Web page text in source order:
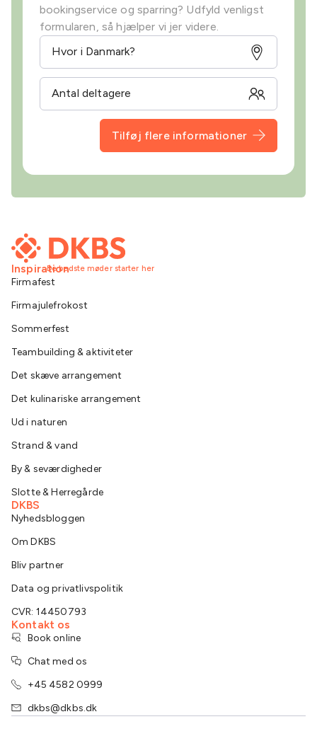
bookingservice og sparring? Udfyld venligst
formularen, så hjælper vi jer videre.
Tilføj flere informationer
De bedste møder starter her
Inspiration
Firmafest
Firmajulefrokost
Sommerfest
Teambuilding & aktiviteter
Det skæve arrangement
Det kulinariske arrangement
Ud i naturen
Strand & vand
By & seværdigheder
Slotte & Herregårde
DKBS
Nyhedsbloggen
Om DKBS
Bliv partner
Data og privatlivspolitik
CVR: 14450793
Kontakt os
Book online
Chat med os
+45 4582 0999
dkbs@dkbs.dk